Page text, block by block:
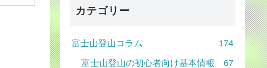
カテゴリー
富士山登山コラム
174
富士山登山の初心者向け基本情報
67